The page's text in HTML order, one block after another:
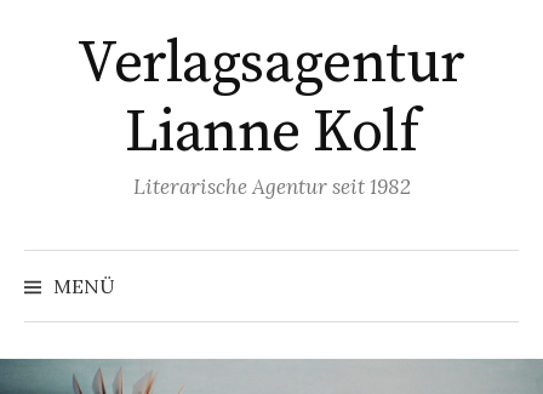
Verlagsagentur
Lianne Kolf
Literarische Agentur seit 1982
MENÜ